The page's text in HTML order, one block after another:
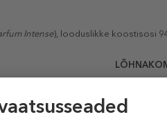
Intense), looduslikke koostisosi